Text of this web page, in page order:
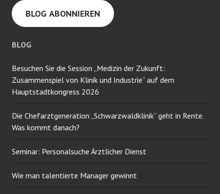
Ihre
E-
Mail-
Adresse
BLOG ABONNIEREN
BLOG
Besuchen Sie die Session „Medizin der Zukunft:
Zusammenspiel von Klinik und Industrie“ auf dem
Hauptstadtkongress 2026
Die Chefarztgeneration „Schwarzwaldklinik“ geht in Rente.
Was kommt danach?
Seminar: Personalsuche Ärztlicher Dienst
Wie man talentierte Manager gewinnt